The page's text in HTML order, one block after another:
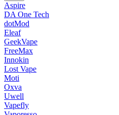
Aspire
DA One Tech
dotMod
Eleaf
GeekVape
FreeMax
Innokin
Lost Vape
Moti
Oxva
Uwell
Vapefly